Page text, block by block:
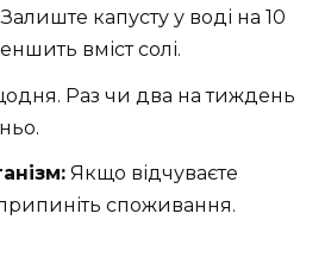
Залиште капусту у воді на 10
вміст солі.
Раз чи два на тиждень
Якщо відчуваєте
споживання.